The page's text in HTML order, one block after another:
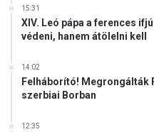
15:31
XIV. Leó pápa a ferences
védeni, hanem átölelni kell
14:02
Felháborító! Megrongálták
szerbiai Borban
12:35